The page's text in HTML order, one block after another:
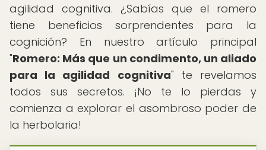
agilidad cognitiva. ¿Sabías que el romero
tiene beneficios sorprendentes para la
cognición? En nuestro artículo principal
"Romero: Más que un condimento, un aliado
para la agilidad cognitiva" te revelamos
todos sus secretos. ¡No te lo pierdas y
comienza a explorar el asombroso poder de
la herbolaria!